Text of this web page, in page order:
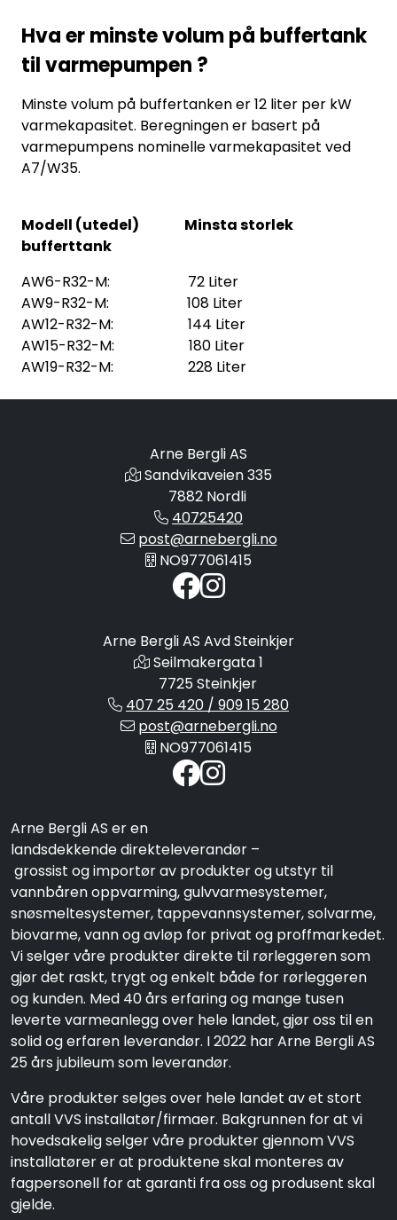
Hva er minste volum på buffertank
til varmepumpen ?
Minste volum på buffertanken er 12 liter per kW
varmekapasitet. Beregningen er basert på
varmepumpens nominelle varmekapasitet ved
A7/W35.
Modell (utedel) Minsta storlek
bufferttank
AW6-R32-M: 72 Liter
AW9-R32-M: 108 Liter
AW12-R32-M: 144 Liter
AW15-R32-M: 180 Liter
AW19-R32-M: 228 Liter
Arne Bergli AS
Sandvikaveien 335
7882 Nordli
40725420
post@arnebergli.no
NO977061415
Arne Bergli AS Avd Steinkjer
Seilmakergata 1
7725 Steinkjer
407 25 420 / 909 15 280
post@arnebergli.no
NO977061415
Arne Bergli AS er en
landsdekkende direkteleverandør –
grossist og importør av produkter og utstyr til
vannbåren oppvarming, gulvvarmesystemer,
snøsmeltesystemer, tappevannsystemer, solvarme,
biovarme, vann og avløp for privat og proffmarkedet.
Vi selger våre produkter direkte til rørleggeren som
gjør det raskt, trygt og enkelt både for rørleggeren
og kunden. Med 40 års erfaring og mange tusen
leverte varmeanlegg over hele landet, gjør oss til en
solid og erfaren leverandør. I 2022 har Arne Bergli AS
25 års jubileum som leverandør.
Våre produkter selges over hele landet av et stort
antall VVS installatør/firmaer. Bakgrunnen for at vi
hovedsakelig selger våre produkter gjennom VVS
installatører er at produktene skal monteres av
fagpersonell for at garanti fra oss og produsent skal
gjelde.